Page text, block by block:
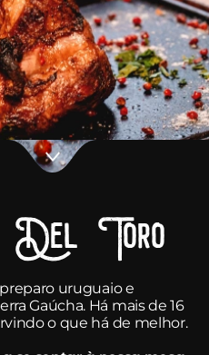
Del Toro
uruguaio e
Gaúcha. Há mais de 16
o que há de melhor.